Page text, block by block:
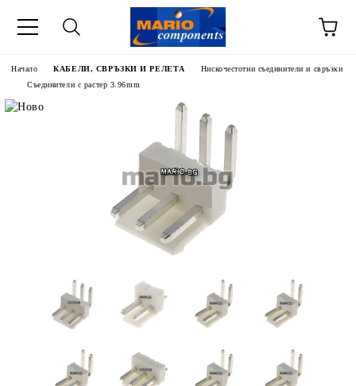
Начало КАБЕЛИ, СВРЪЗКИ И РЕЛЕТА
Нискочестотни съединители и свръзки
Съединители с растер 3.96mm